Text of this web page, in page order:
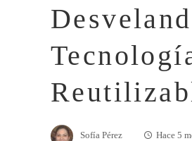
Sofía Pérez Hace 5